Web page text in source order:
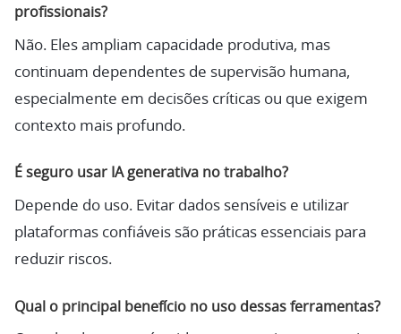
profissionais?
Não. Eles ampliam capacidade produtiva, mas
continuam dependentes de supervisão humana,
especialmente em decisões críticas ou que exigem
contexto mais profundo.
É seguro usar IA generativa no trabalho?
Depende do uso. Evitar dados sensíveis e utilizar
plataformas confiáveis são práticas essenciais para
reduzir riscos.
Qual o principal benefício no uso dessas ferramentas?